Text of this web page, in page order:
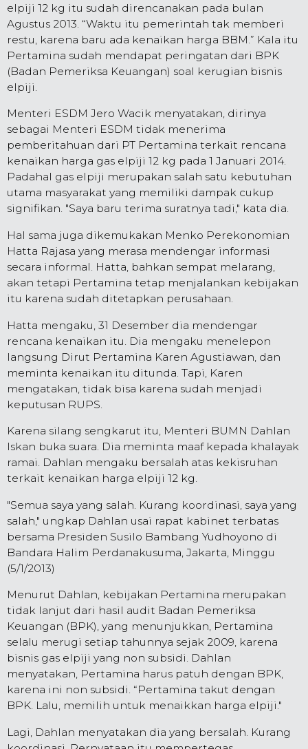
elpiji 12 kg itu sudah direncanakan pada bulan
Agustus 2013. “Waktu itu pemerintah tak memberi
restu, karena baru ada kenaikan harga BBM.” Kala itu
Pertamina sudah mendapat peringatan dari BPK
(Badan Pemeriksa Keuangan) soal kerugian bisnis
elpiji.
Menteri ESDM Jero Wacik menyatakan, dirinya
sebagai Menteri ESDM tidak menerima
pemberitahuan dari PT Pertamina terkait rencana
kenaikan harga gas elpiji 12 kg pada 1 Januari 2014.
Padahal gas elpiji merupakan salah satu kebutuhan
utama masyarakat yang memiliki dampak cukup
signifikan. "Saya baru terima suratnya tadi," kata dia.
Hal sama juga dikemukakan Menko Perekonomian
Hatta Rajasa yang merasa mendengar informasi
secara informal. Hatta, bahkan sempat melarang,
akan tetapi Pertamina tetap menjalankan kebijakan
itu karena sudah ditetapkan perusahaan.
Hatta mengaku, 31 Desember dia mendengar
rencana kenaikan itu. Dia mengaku menelepon
langsung Dirut Pertamina Karen Agustiawan, dan
meminta kenaikan itu ditunda. Tapi, Karen
mengatakan, tidak bisa karena sudah menjadi
keputusan RUPS.
Karena silang sengkarut itu, Menteri BUMN Dahlan
Iskan buka suara. Dia meminta maaf kepada khalayak
ramai. Dahlan mengaku bersalah atas kekisruhan
terkait kenaikan harga elpiji 12 kg.
"Semua saya yang salah. Kurang koordinasi, saya yang
salah," ungkap Dahlan usai rapat kabinet terbatas
bersama Presiden Susilo Bambang Yudhoyono di
Bandara Halim Perdanakusuma, Jakarta, Minggu
(5/1/2013)
Menurut Dahlan, kebijakan Pertamina merupakan
tidak lanjut dari hasil audit Badan Pemeriksa
Keuangan (BPK), yang menunjukkan, Pertamina
selalu merugi setiap tahunnya sejak 2009, karena
bisnis gas elpiji yang non subsidi. Dahlan
menyatakan, Pertamina harus patuh dengan BPK,
karena ini non subsidi. “Pertamina takut dengan
BPK. Lalu, memilih untuk menaikkan harga elpiji."
Lagi, Dahlan menyatakan dia yang bersalah. Kurang